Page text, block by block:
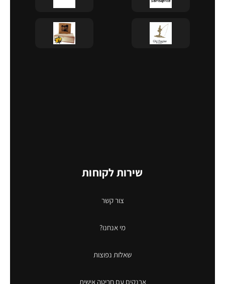
שירות לקוחות
צור קשר
מי אנחנו?
שאלות נפוצות
ארנקים עם חריטה אישית